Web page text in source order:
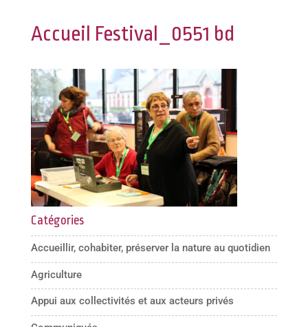
Accueil Festival_0551 bd
Catégories
Accueillir, cohabiter, préserver la nature au quotidien
Agriculture
Appui aux collectivités et aux acteurs privés